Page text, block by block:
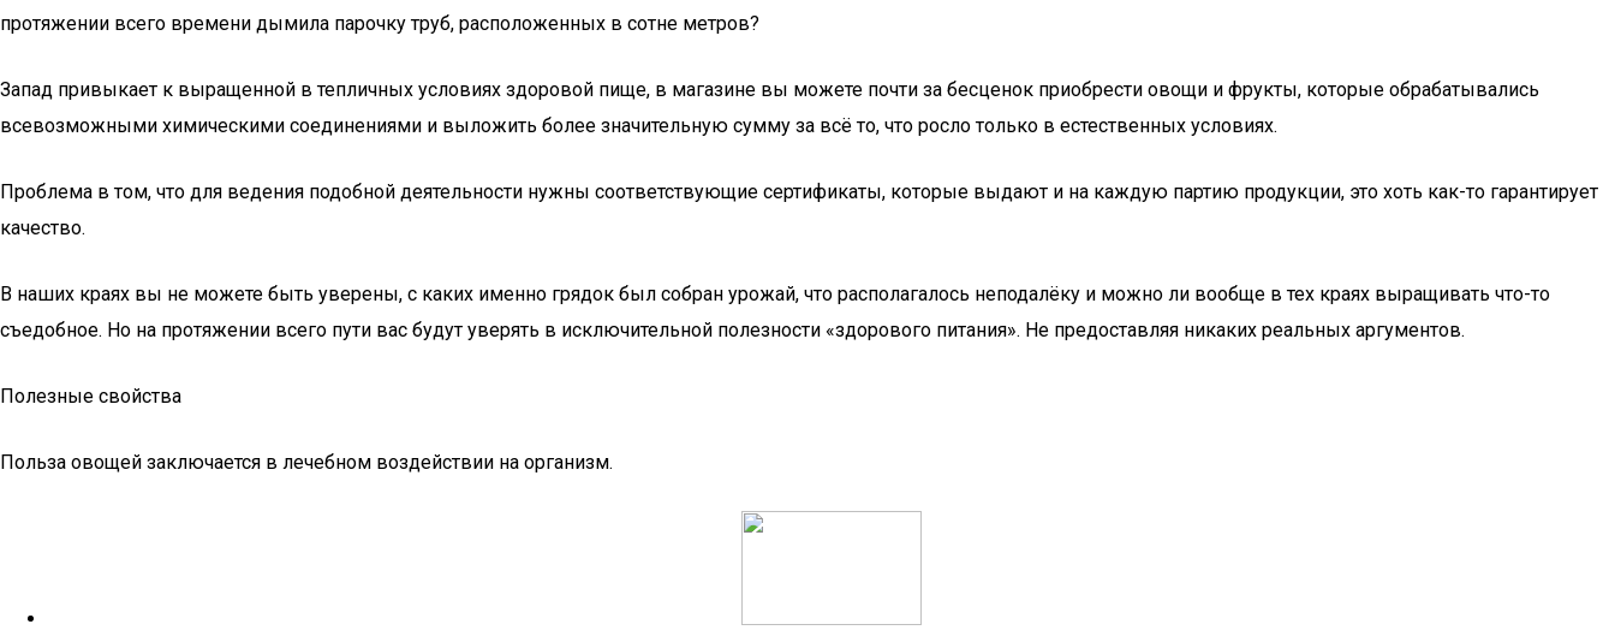
протяжении всего времени дымила парочку труб, расположенных в сотне метров?
Запад привыкает к выращенной в тепличных условиях здоровой пище, в магазине вы можете почти за бесценок приобрести овощи и фрукты, которые обрабатывались
всевозможными химическими соединениями и выложить более значительную сумму за всё то, что росло только в естественных условиях.
Проблема в том, что для ведения подобной деятельности нужны соответствующие сертификаты, которые выдают и на каждую партию продукции, это хоть как-то гарантирует
качество.
В наших краях вы не можете быть уверены, с каких именно грядок был собран урожай, что располагалось неподалёку и можно ли вообще в тех краях выращивать что-то
съедобное. Но на протяжении всего пути вас будут уверять в исключительной полезности «здорового питания». Не предоставляя никаких реальных аргументов.
Полезные свойства
Польза овощей заключается в лечебном воздействии на организм.